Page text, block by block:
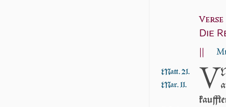
Verse
Die
||
Matt. 21.
Mar. 11.
V